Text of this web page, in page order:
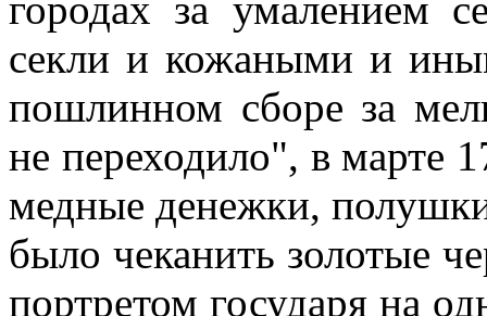
городах за умалением
секли и кожаными и
пошлинном сборе за
не переходило", в марте
медные денежки,
было чеканить золотые
портретом государя на